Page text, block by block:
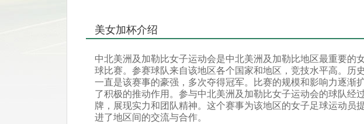
美女加杯介绍
中北美洲及加勒比女子运动会是中北美洲及加勒比地区最重要的
球比赛。参赛球队来自该地区各个国家和地区，竞技水平高。历
一直是该赛事的豪强，多次夺得冠军。比赛的规模和影响力逐渐
了积极的推动作用。参与中北美洲及加勒比女子运动会的球队经
牌，展现实力和团队精神。这个赛事为该地区的女子足球运动员
进了地区间的交流与合作。